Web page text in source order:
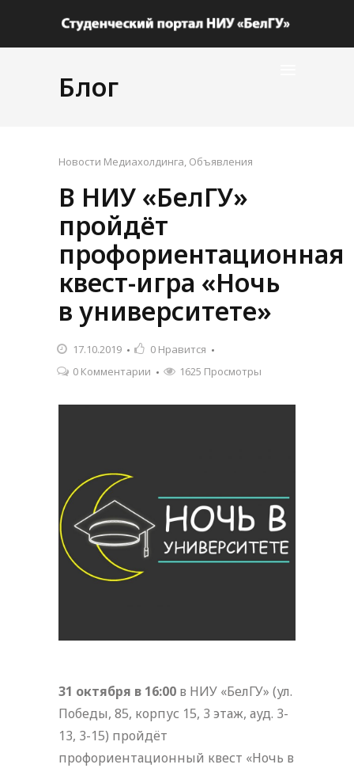
Блог
Новости Медиахолдинга, Объявления
В НИУ «БелГУ»
пройдёт
профориентационная
квест-игра «Ночь
в университете»
17.10.2019 0 Нравится
0 Комментарии
1625 Просмотры
31 октября в 16:00 в НИУ «БелГУ» (ул.
Победы, 85, корпус 15, 3 этаж, ауд. 3-
13, 3-15) пройдёт
профориентационный квест «Ночь в